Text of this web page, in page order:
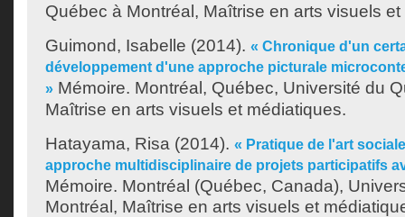
Québec à Montréal, Maîtrise en arts visuels
Guimond, Isabelle (2014). « Chronique d'un
développement d'une approche picturale
» Mémoire. Montréal, Québec, Université du
Maîtrise en arts visuels et médiatiques.
Hatayama, Risa (2014). « Pratique de l'art
approche multidisciplinaire de projets participatifs
Mémoire. Montréal (Québec, Canada),
Montréal, Maîtrise en arts visuels et